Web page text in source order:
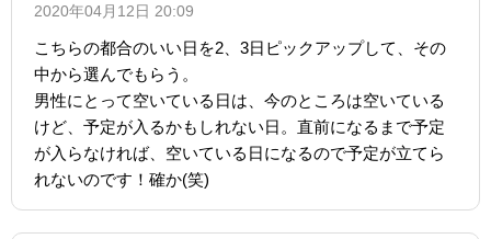
2020年04月12日 20:09
こちらの都合のいい日を2、3日ピックアップして、その
中から選んでもらう。
男性にとって空いている日は、今のところは空いている
けど、予定が入るかもしれない日。直前になるまで予定
が入らなければ、空いている日になるので予定が立てら
れないのです！確か(笑)